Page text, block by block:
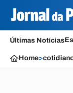
Últimas Notícias
Home>